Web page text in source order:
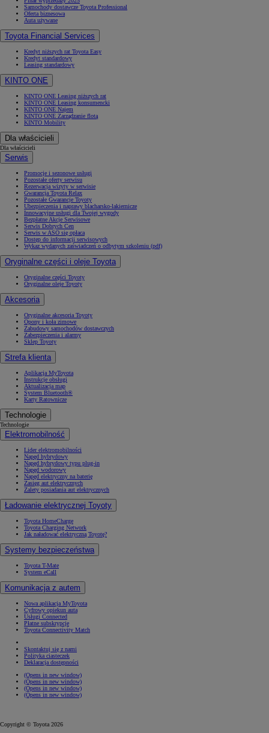
Samochody dostawcze Toyota Professional
Oferta biznesowa
Auta używane
Toyota Financial Services
Kredyt niższych rat Toyota Easy
Kredyt standardowy
Leasing standardowy
KINTO ONE
KINTO ONE Leasing niższych rat
KINTO ONE Leasing konsumencki
KINTO ONE Najem
KINTO ONE Zarządzanie flotą
KINTO Mobility
Dla właścicieli
Dla właścicieli
Serwis
Promocje i sezonowe usługi
Pozostałe oferty serwisu
Rezerwacja wizyty w serwisie
Gwarancja Toyota Relax
Pozostałe Gwarancje Toyoty
Ubezpieczenia i naprawy blacharsko-lakiernicze
Innowacyjne usługi dla Twojej wygody
Bezpłatne Akcje Serwisowe
Serwis Dobrych Cen
Serwis w ASO się opłaca
Dostęp do informacji serwisowych
Wykaz wydanych zaświadczeń o odbytym szkoleniu (pdf)
Oryginalne części i oleje Toyota
Oryginalne części Toyoty
Oryginalne oleje Toyoty
Akcesoria
Oryginalne akcesoria Toyoty
Opony i koła zimowe
Zabudowy samochodów dostawczych
Zabezpieczenia i alarmy
Sklep Toyoty
Strefa klienta
Aplikacja MyToyota
Instrukcje obsługi
Aktualizacja map
System Bluetooth®
Karty Ratownicze
Technologie
Technologie
Elektromobilność
Lider elektromobilności
Napęd hybrydowy
Napęd hybrydowy typu plug-in
Napęd wodorowy
Napęd elektryczny na baterię
Zasięg aut elektrycznych
Zalety posiadania aut elektrycznych
Ładowanie elektrycznej Toyoty
Toyota HomeCharge
Toyota Charging Network
Jak naładować elektryczną Toyotę?
Systemy bezpieczeństwa
Toyota T-Mate
System eCall
Komunikacja z autem
Nowa aplikacja MyToyota
Cyfrowy opiekun auta
Usługi Connected
Płatne subskrypcje
Toyota Connectivity Match
Skontaktuj się z nami
Polityka ciasteczek
Deklaracja dostępności
(Opens in new window)
(Opens in new window)
(Opens in new window)
(Opens in new window)
Copyright © Toyota 2026